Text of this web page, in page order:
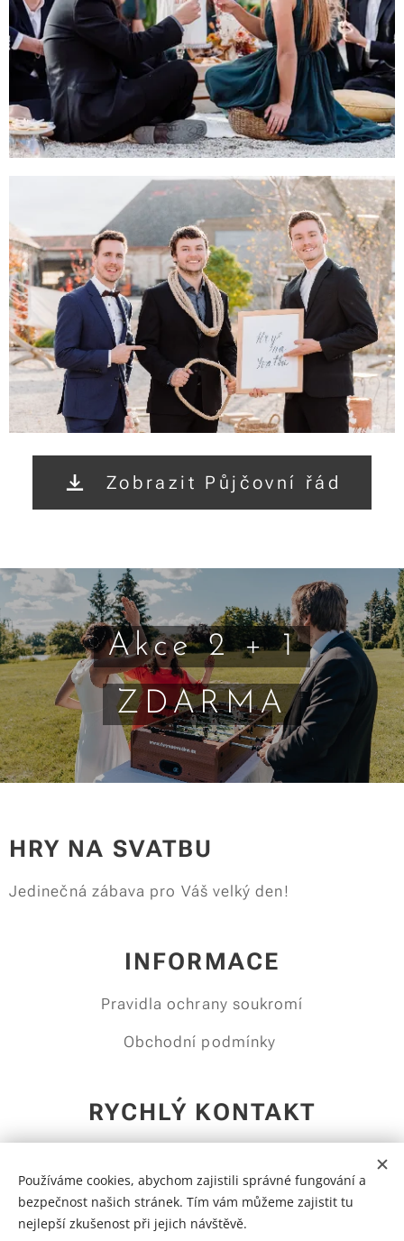
Zobrazit Půjčovní řád
Akce 2 + 1
ZDARMA
HRY NA SVATBU
Jedinečná zábava pro Váš velký den!
INFORMACE
Pravidla ochrany soukromí
Obchodní podmínky
RYCHLÝ KONTAKT
+420 737 380 683
Používáme cookies, abychom zajistili správné fungování a
bezpečnost našich stránek. Tím vám můžeme zajistit tu
nejlepší zkušenost při jejich návštěvě.